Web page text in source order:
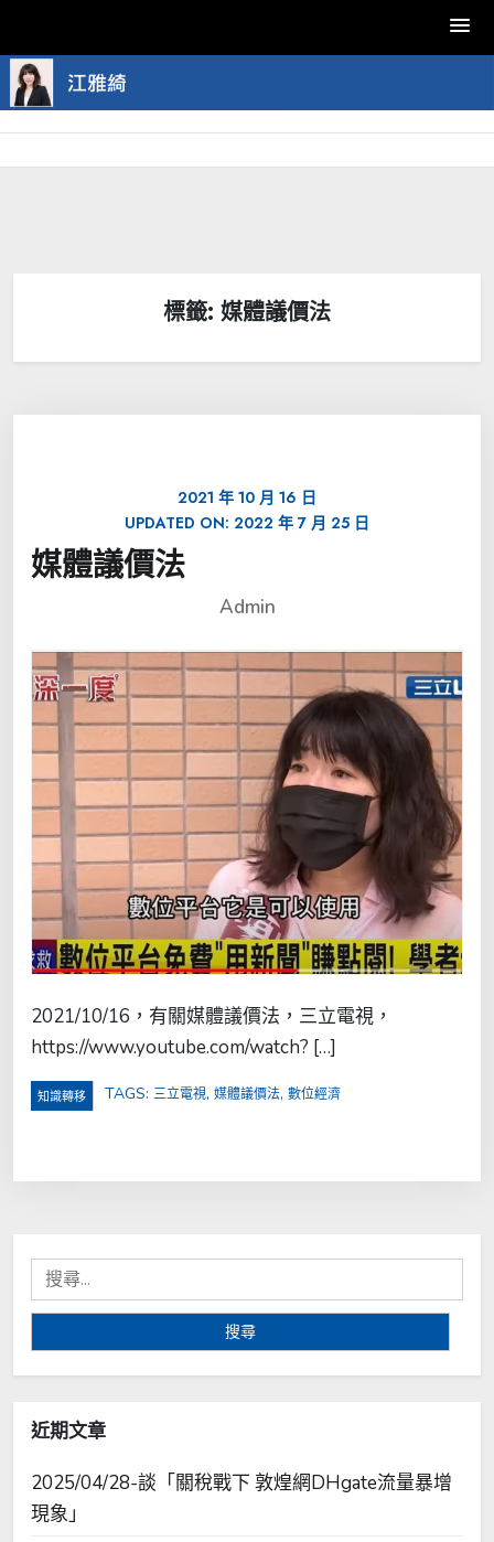
Skip
to
content
標籤: 媒體議價法
2021 年 10 月 16 日
UPDATED ON: 2022 年 7 月 25 日
媒體議價法
Admin
2021/10/16，有關媒體議價法，三立電視，
https://www.youtube.com/watch? […]
知識轉移 TAGS: 三立電視, 媒體議價法, 數位經濟
搜
尋
近期文章
2025/04/28-談「關稅戰下 敦煌網DHgate流量暴增
現象」